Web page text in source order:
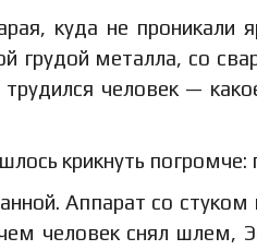
куда не проникали
грудой металла, со
человек —
крикнуть погромче:
Аппарат со стуком
человек снял шлем,